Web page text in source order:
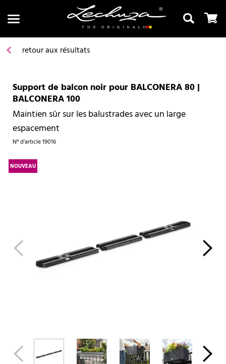
Recherche
retour aux résultats
Support de balcon noir pour BALCONERA 80 |
BALCONERA 100
Maintien sûr sur les balustrades avec un large
espacement
N° d’article19016
NOUVEAU